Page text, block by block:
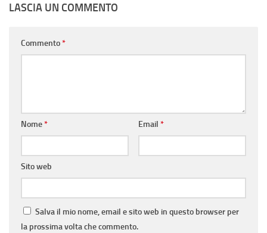
LASCIA UN COMMENTO
Commento*
Nome* Email *
Sito web
Salva il mio nome, email e sito web in questo browser per
la prossima volta che commento.